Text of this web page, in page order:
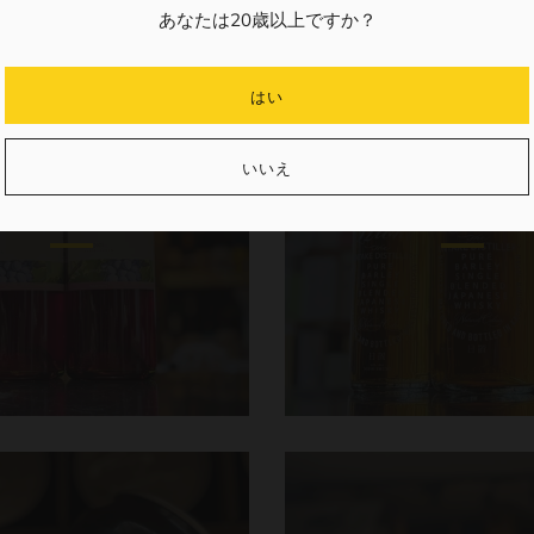
あなたは20歳以上ですか？
はい
いいえ
ワイン ウイス